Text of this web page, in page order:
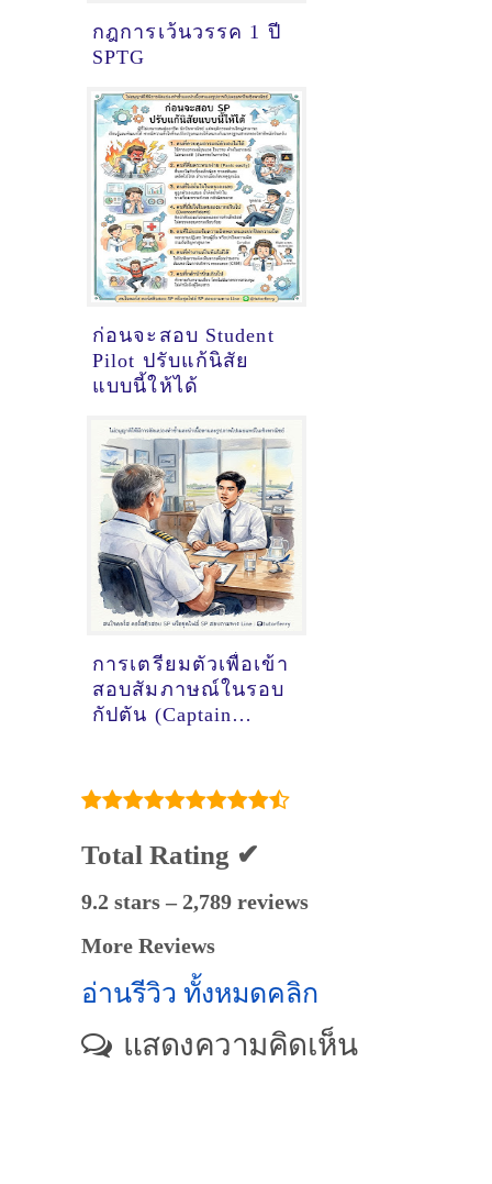
กฎการเว้นวรรค 1 ปี
SPTG
ก่อนจะสอบ Student
Pilot ปรับแก้นิสัย
แบบนี้ให้ได้
การเตรียมตัวเพื่อเข้า
สอบสัมภาษณ์ในรอบ
กัปตัน (Captain
การบินไทย (SPTG)
ให้ผ่านในครั้งเดียว
Total Rating ✔
9.2 stars – 2,789 reviews
More Reviews
อ่านรีวิว ทั้งหมดคลิก
แสดงความคิดเห็น